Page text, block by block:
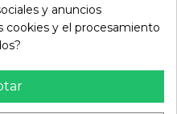
Para ello, consulte nuestra
y anuncios
cookies y el procesamiento